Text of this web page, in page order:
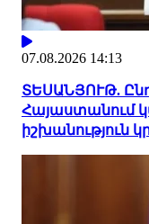
07.08.2026 14:13
ՏԵՍԱՆՅՈՒԹ.
Հայաստանում
իշխանություն